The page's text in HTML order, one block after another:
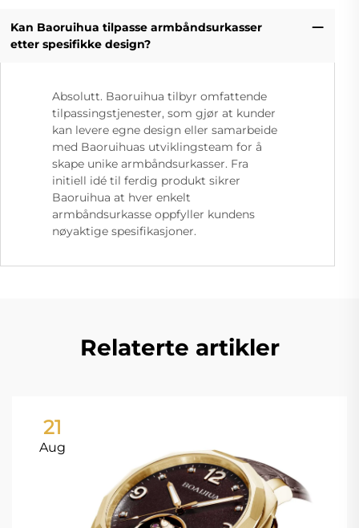
Kan Baoruihua tilpasse armbåndsurkasser
etter spesifikke design?
Absolutt. Baoruihua tilbyr omfattende
tilpassingstjenester, som gjør at kunder
kan levere egne design eller samarbeide
med Baoruihuas utviklingsteam for å
skape unike armbåndsurkasser. Fra
initiell idé til ferdig produkt sikrer
Baoruihua at hver enkelt
armbåndsurkasse oppfyller kundens
nøyaktige spesifikasjoner.
Relaterte artikler
21
Aug